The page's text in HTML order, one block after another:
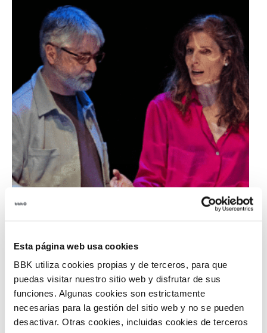
Esta página web usa cookies
BBK utiliza cookies propias y de terceros, para que
puedas visitar nuestro sitio web y disfrutar de sus
funciones. Algunas cookies son estrictamente
necesarias para la gestión del sitio web y no se pueden
desactivar. Otras cookies, incluidas cookies de terceros
Sarrera erosi